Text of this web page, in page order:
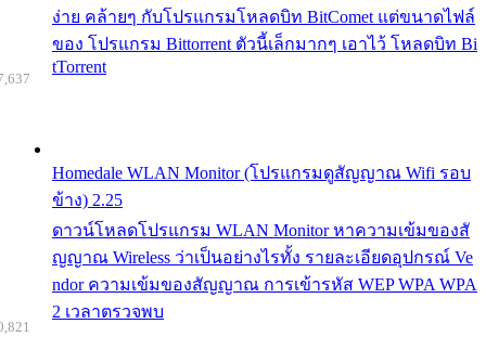
ง่าย คล้ายๆ กับโปรแกรมโหลดบิท BitComet แต่ขนาดไฟล์
ของ โปรแกรม Bittorrent ตัวนี้เล็กมากๆ เอาไว้ โหลดบิท Bi
tTorrent
Homedale WLAN Monitor (โปรแกรมดูสัญญาณ Wifi รอบ
ข้าง) 2.25
ดาวน์โหลดโปรแกรม WLAN Monitor หาความเข้มของสั
ญญาณ Wireless ว่าเป็นอย่างไรทั้ง รายละเอียดอุปกรณ์ Ve
ndor ความเข้มของสัญญาณ การเข้ารหัส WEP WPA WPA
2 เวลาตรวจพบ